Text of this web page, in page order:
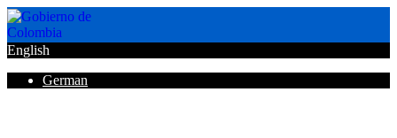
English
German